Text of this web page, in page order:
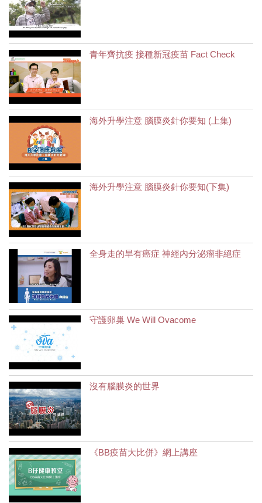
青年齊抗疫 接種新冠疫苗 Fact Check
海外升學注意 腦膜炎針你要知 (上集)
海外升學注意 腦膜炎針你要知(下集)
全身走的旱有癌症 神經內分泌瘤非絕症
守護卵巢 We Will Ovacome
沒有腦膜炎的世界
《BB疫苗大比併》網上講座